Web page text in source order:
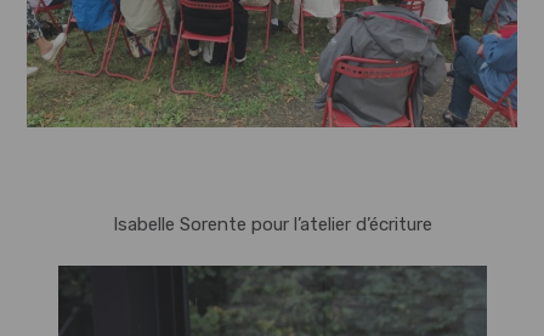
Isabelle Sorente pour l’atelier d’écriture